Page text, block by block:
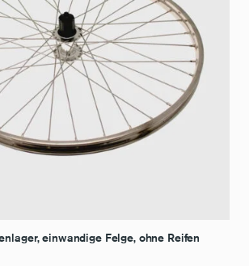
einwandige Felge, ohne Reifen